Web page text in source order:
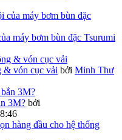
máy bơm bùn đặc Tsurumi
& vón cục vải bởi Minh Thư
3M? bởi